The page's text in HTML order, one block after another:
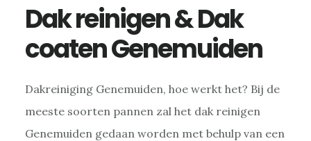
Dak reinigen & Dak
coaten Genemuiden
Dakreiniging Genemuiden, hoe werkt het? Bij de
meeste soorten pannen zal het dak reinigen
Genemuiden gedaan worden met behulp van een